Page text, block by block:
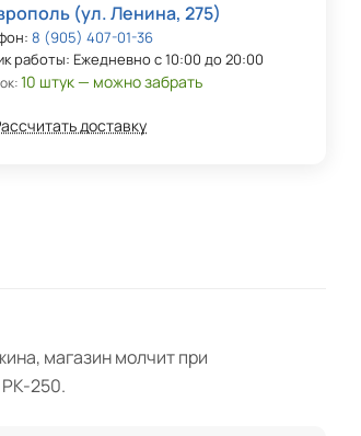
(ул. Ленина, 275)
8 (905) 407-01-36
работы: Ежедневно с 10:00 до 20:00
10 штук — можно забрать
доставку
магазин молчит при
250.